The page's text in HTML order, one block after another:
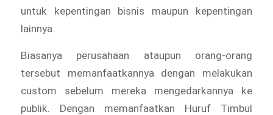
untuk kepentingan bisnis maupun kepentingan
lainnya.
Biasanya perusahaan ataupun orang-orang
tersebut memanfaatkannya dengan melakukan
custom sebelum mereka mengedarkannya ke
publik. Dengan memanfaatkan Huruf Timbul